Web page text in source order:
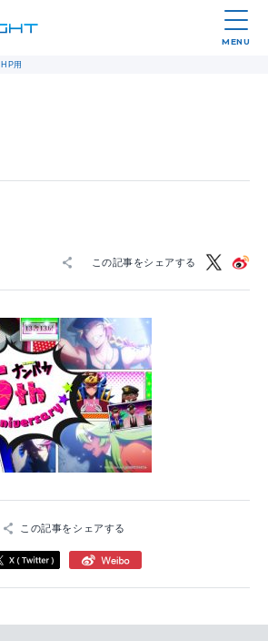
MENU
用
この記事をシェアする
この記事をシェアする